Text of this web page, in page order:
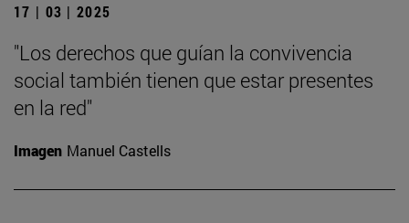
17 | 03 | 2025
"Los derechos que guían la convivencia
social también tienen que estar presentes
en la red"
Imagen Manuel Castells